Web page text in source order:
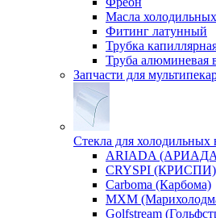
Масла
Фитинг латунный
Трубка
Труба алюминевая
Запчасти для
Стекла для холодильных
ARIADA
CRYSPI (КРИСПИ)
Carboma (Карбома)
MXM
Golfstream